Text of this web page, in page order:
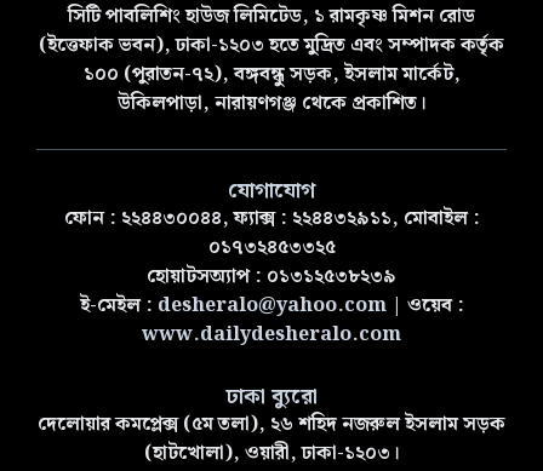
সিটি পাবলিশিং হাউজ লিমিটেড, ১ রামকৃষ্ণ মিশন রোড
(ইত্তেফাক ভবন), ঢাকা-১২০৩ হতে মুদ্রিত এবং সম্পাদক কর্তৃক
১০০ (পুরাতন-৭২), বঙ্গবন্ধু সড়ক, ইসলাম মার্কেট,
উকিলপাড়া, নারায়ণগঞ্জ থেকে প্রকাশিত।
যোগাযোগ
ফোন : ২২৪৪৩০০৪৪, ফ্যাক্স : ২২৪৪৩২৯১১, মোবাইল :
০১৭৩২৪৫৩৩২৫
হোয়াটসঅ্যাপ : ০১৩১২৫৩৮২৩৯
ই-মেইল : desheralo@yahoo.com| ওয়েব :
www.dailydesheralo.com
ঢাকা ব্যুরো
দেলোয়ার কমপ্লেক্স (৫ম তলা), ২৬ শহিদ নজরুল ইসলাম সড়ক
(হাটখোলা), ওয়ারী, ঢাকা-১২০৩।